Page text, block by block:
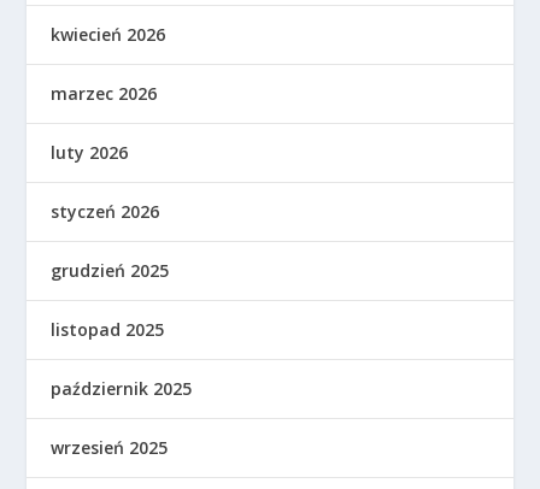
kwiecień 2026
marzec 2026
luty 2026
styczeń 2026
grudzień 2025
listopad 2025
październik 2025
wrzesień 2025